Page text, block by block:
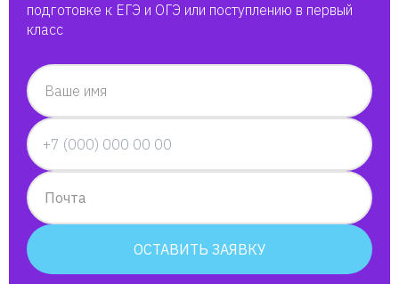
подготовке к ЕГЭ и ОГЭ или поступлению в первый
класс
Ваше имя
Почта
ОСТАВИТЬ ЗАЯВКУ